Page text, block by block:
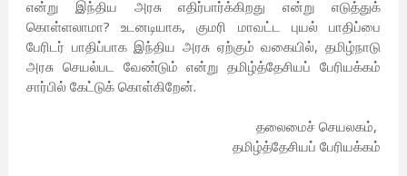
என்று இந்திய அரசு எதிர்பார்க்கிறது என்று எடுத்துக்
கொள்ளலாமா? உடனடியாக, குமரி மாவட்ட புயல் பாதிப்பை
பேரிடர் பாதிப்பாக இந்திய அரசு ஏற்கும் வகையில், தமிழ்நாடு
அரசு செயல்பட வேண்டும் என்று தமிழ்த்தேசியப் பேரியக்கம்
சார்பில் கேட்டுக் கொள்கிறேன்.
தலைமைச் செயலகம்,
தமிழ்த்தேசியப் பேரியக்கம்